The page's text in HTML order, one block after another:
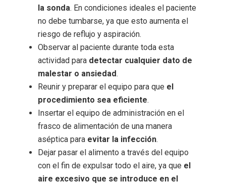
la sonda. En condiciones ideales el paciente
no debe tumbarse, ya que esto aumenta el
riesgo de reflujo y aspiración.
Observar al paciente durante toda esta
actividad para detectar cualquier dato de
malestar o ansiedad.
Reunir y preparar el equipo para que el
procedimiento sea eficiente.
Insertar el equipo de administración en el
frasco de alimentación de una manera
aséptica para evitar la infección.
Dejar pasar el alimento a través del equipo
con el fin de expulsar todo el aire, ya que el
aire excesivo que se introduce en el